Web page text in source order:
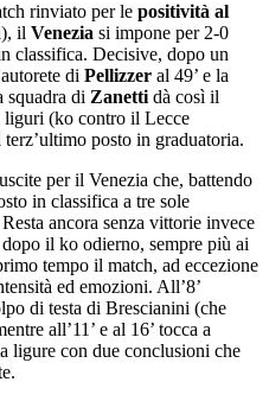
rinviato per le positività al
il Venezia si impone per 2-0
classifica. Decisive, dopo un
di Pellizzer al 49’ e la
squadra di Zanetti dà così il
liguri (ko contro il Lecce
posto in graduatoria.
per il Venezia che, battendo
in classifica a tre sole
ancora senza vittorie invece
il ko odierno, sempre più ai
tempo il match, ad eccezione
ed emozioni. All’8’
di testa di Brescianini (che
all’11’ e al 16’ tocca a
ligure con due conclusioni che